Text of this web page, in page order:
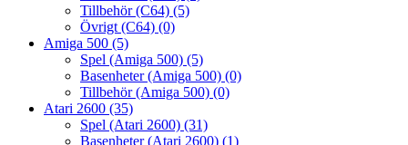
Tillbehör (C64) (5)
Övrigt (C64) (0)
Amiga 500 (5)
Spel (Amiga 500) (5)
Basenheter (Amiga 500) (0)
Tillbehör (Amiga 500) (0)
Atari 2600 (35)
Spel (Atari 2600) (31)
Basenheter (Atari 2600) (1)